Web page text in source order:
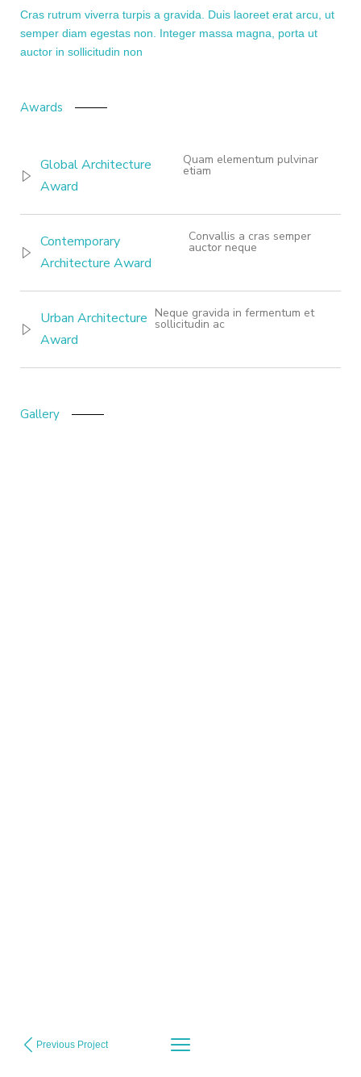
Cras rutrum viverra turpis a gravida. Duis laoreet erat arcu, ut
semper diam egestas non. Integer massa magna, porta ut
auctor in sollicitudin non
Awards
Global Architecture
Award
Quam elementum pulvinar
etiam
Contemporary
Architecture Award
Convallis a cras semper
auctor neque
Urban Architecture
Award
Neque gravida in fermentum et
sollicitudin ac
Gallery
Previous Project